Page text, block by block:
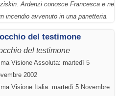
Ardenzi conosce Francesca e ne
incendio avvenuto in una panetteria.
del testimone
del testimone
Visione Assoluta: martedì 5
2002
Visione Italia: martedì 5 Novembre